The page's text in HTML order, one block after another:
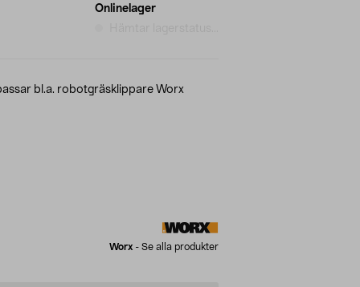
Onlinelager
bl.a. robotgräsklippare Worx
Worx - Se alla produkter